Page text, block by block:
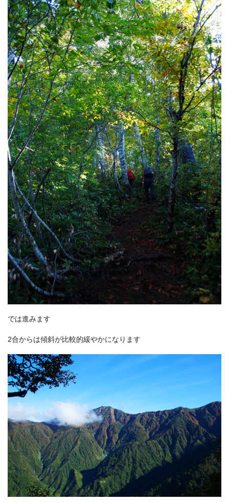
では進みます
2合からは傾斜が比較的緩やかになります